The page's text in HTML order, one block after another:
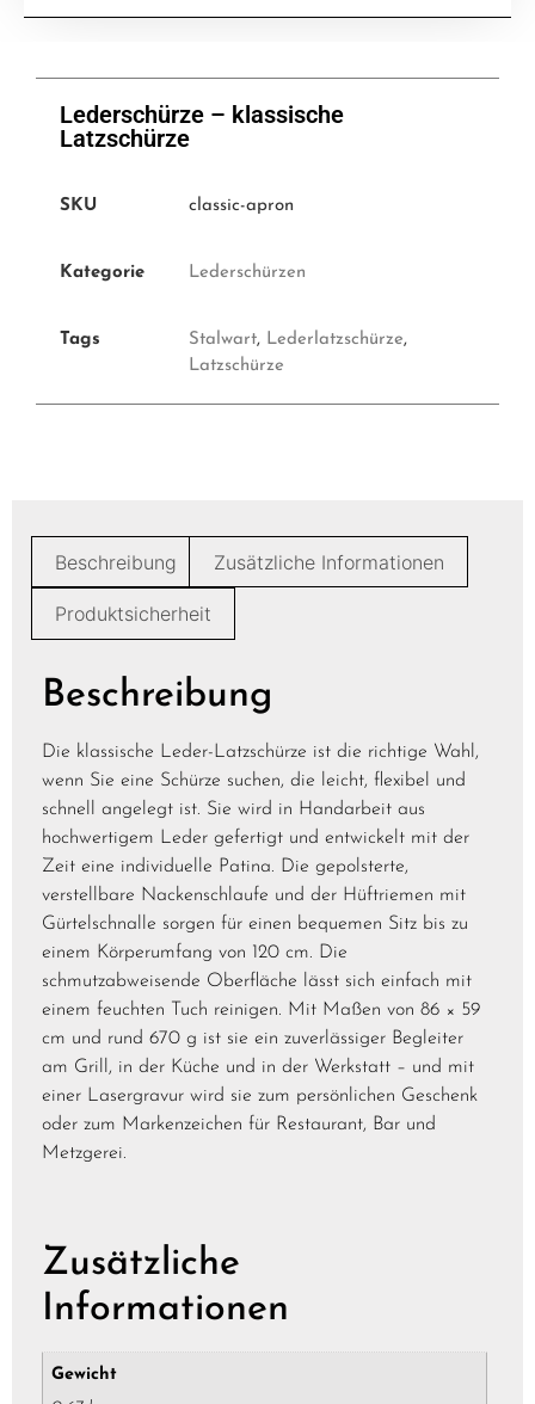
Lederschürze – klassische
Latzschürze
SKU classic-apron
Kategorie Lederschürzen
Tags Stalwart, Lederlatzschürze,
Latzschürze
Beschreibung Zusätzliche Informationen
Produktsicherheit
Beschreibung
Die klassische Leder-Latzschürze ist die richtige Wahl,
wenn Sie eine Schürze suchen, die leicht, flexibel und
schnell angelegt ist. Sie wird in Handarbeit aus
hochwertigem Leder gefertigt und entwickelt mit der
Zeit eine individuelle Patina. Die gepolsterte,
verstellbare Nackenschlaufe und der Hüftriemen mit
Gürtelschnalle sorgen für einen bequemen Sitz bis zu
einem Körperumfang von 120 cm. Die
schmutzabweisende Oberfläche lässt sich einfach mit
einem feuchten Tuch reinigen. Mit Maßen von 86 × 59
cm und rund 670 g ist sie ein zuverlässiger Begleiter
am Grill, in der Küche und in der Werkstatt – und mit
einer Lasergravur wird sie zum persönlichen Geschenk
oder zum Markenzeichen für Restaurant, Bar und
Metzgerei.
Zusätzliche
Informationen
Gewicht